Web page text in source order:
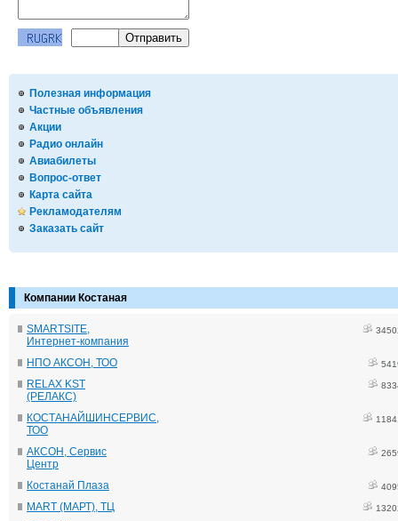
Полезная информация
Частные объявления
Акции
Радио онлайн
Авиабилеты
Вопрос-ответ
Карта сайта
Рекламодателям
Заказать сайт
Компании Костаная
SMARTSITE,
Интернет-компания
НПО АКСОН, ТОО
RELAX KST
(РЕЛАКС)
КОСТАНАЙШИНСЕРВИС,
ТОО
АКСОН, Сервис
Центр
Костанай Плаза
MART (МАРТ), ТЦ